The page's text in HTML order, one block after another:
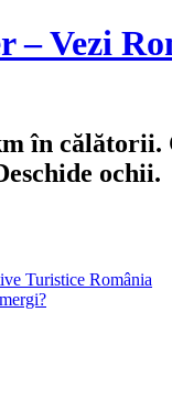
– Vezi
în călătorii.
ochii.
Turistice România